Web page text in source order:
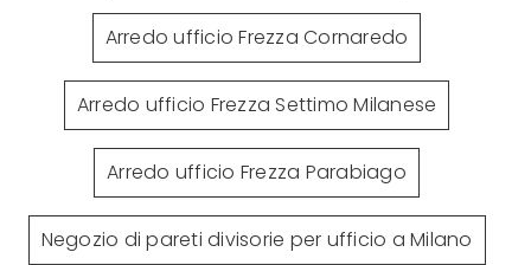
Arredo ufficio Frezza Cornaredo
Arredo ufficio Frezza Settimo Milanese
Arredo ufficio Frezza Parabiago
Negozio di pareti divisorie per ufficio a Milano